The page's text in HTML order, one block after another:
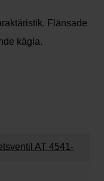
Flänsade
kägla.
AT 4541-